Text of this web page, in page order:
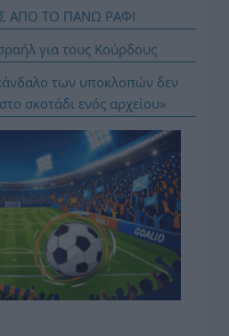
ΑΠΟ ΤΟ ΠΑΝΩ ΡΑΦΙ
για τους Κούρδους
των υποκλοπών δεν
σκοτάδι ενός αρχείου»